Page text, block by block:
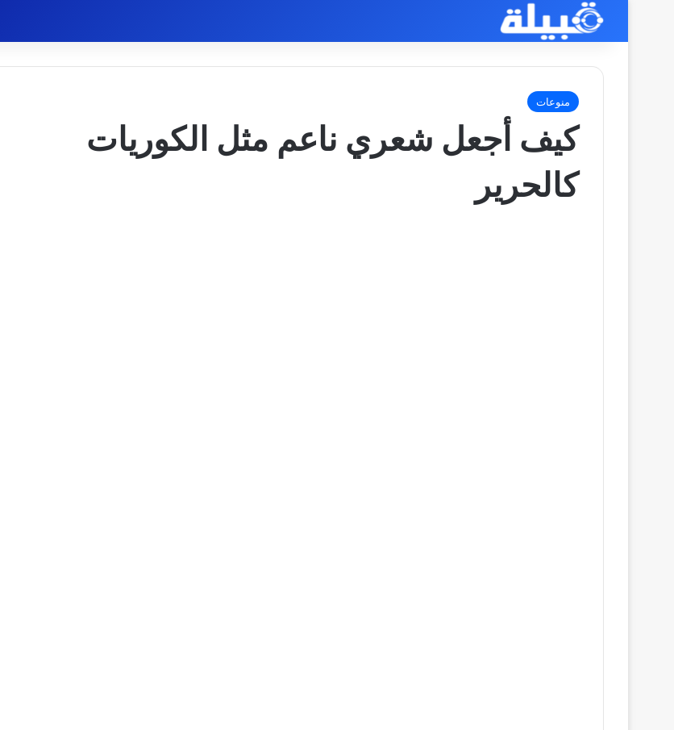
منوعات
كيف أجعل شعري ناعم مثل الكوريات
كالحرير